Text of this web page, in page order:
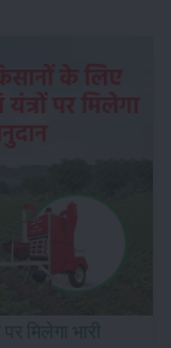
मिलेगा भारी